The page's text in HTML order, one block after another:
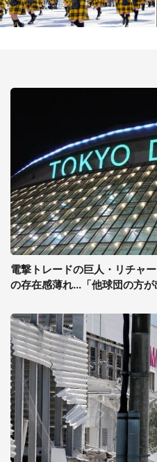
電撃トレードの巨人・リチャ
の存在感薄れ...「他球団の方